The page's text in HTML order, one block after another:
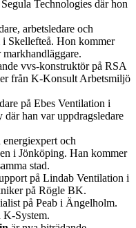
Technologies där hon
arbetsledare och
Skellefteå. Hon kommer
vvs-konstruktör på RSA
från K-Konsult Arbetsmiljö
på Ebes Ventilation i
han var uppdragsledare
och
i Jönköping. Han kommer
stad.
på Lindab Ventilation i
på Rögle BK.
på Peab i Ängelholm.
K-System.